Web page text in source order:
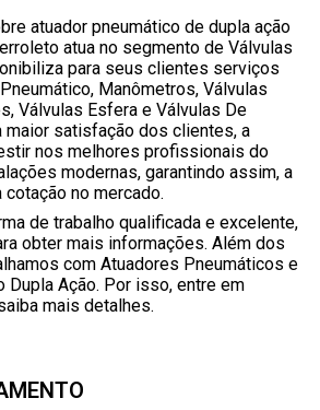
atuador pneumático de dupla ação
atua no segmento de Válvulas
para seus clientes serviços
Manômetros, Válvulas
Válvulas Esfera e Válvulas De
maior satisfação dos clientes, a
nos melhores profissionais do
modernas, garantindo assim, a
no mercado.
de trabalho qualificada e excelente,
obter mais informações. Além dos
com Atuadores Pneumáticos e
Dupla Ação. Por isso, entre em
mais detalhes.